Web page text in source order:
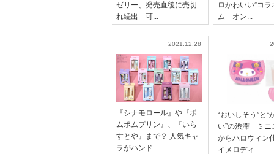
ゼリー、発売直後に売切
れ続出「可...
ロかわいい”コ
ム オン...
2021.12.28
『シナモロール』や『ポ
ムポムプリン』、『いら
すとや』まで？ 人気キャ
ラがハンド...
“おいしそう”と“
い”の渋滞 ミニ
からハロウィン
イメロディ...